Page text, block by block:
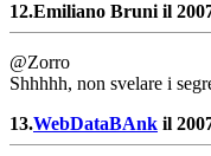
12.Emiliano Bruni il
@Zorro
Shhhhh, non svelare i
13.WebDataBAnk il